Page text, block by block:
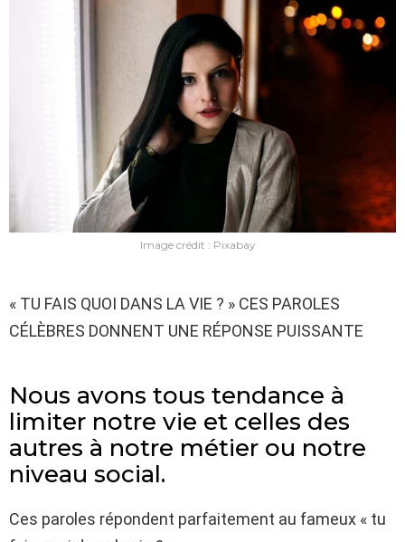
Image crédit : Pixabay
« TU FAIS QUOI DANS LA VIE ? » CES PAROLES
CÉLÈBRES DONNENT UNE RÉPONSE PUISSANTE
Nous avons tous tendance à
limiter notre vie et celles des
autres à notre métier ou notre
niveau social.
Ces paroles répondent parfaitement au fameux « tu